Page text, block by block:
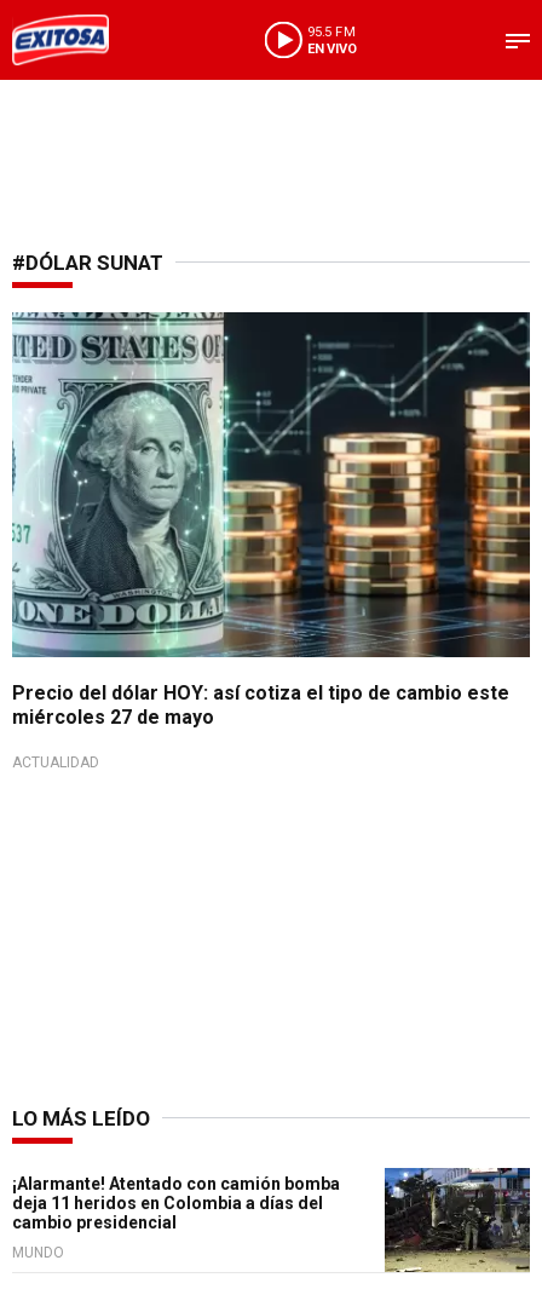
95.5 FM
EN VIVO
#DÓLAR SUNAT
En subida
Precio del dólar HOY: así cotiza el tipo de cambio este
miércoles 27 de mayo
ACTUALIDAD
LO MÁS LEÍDO
¡Alarmante! Atentado con camión bomba
deja 11 heridos en Colombia a días del
cambio presidencial
MUNDO